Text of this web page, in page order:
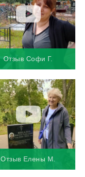
Отзыв Софи Г.
Отзыв Елены М.